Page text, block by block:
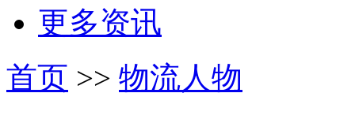
更多资讯
首页 >> 物流人物